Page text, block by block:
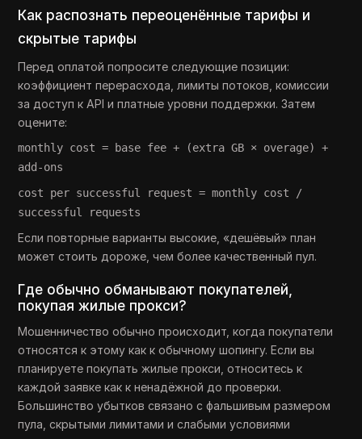
Как распознать переоценённые тарифы и
скрытые тарифы
Перед оплатой попросите следующие позиции:
коэффициент перерасхода, лимиты потоков, комиссии
за доступ к API и платные уровни поддержки. Затем
оцените:
monthly cost = base fee + (extra GB × overage) +
add-ons
cost per successful request = monthly cost /
successful requests
Если повторные варианты высокие, «дешёвый» план
может стоить дороже, чем более качественный пул.
Где обычно обманывают покупателей,
покупая жилые прокси?
Мошенничество обычно происходит, когда покупатели
относятся к этому как к обычному шопингу. Если вы
планируете покупать жилые прокси, относитесь к
каждой заявке как к ненадёжной до проверки.
Большинство убытков связано с фальшивым размером
пула, скрытыми лимитами и слабыми условиями